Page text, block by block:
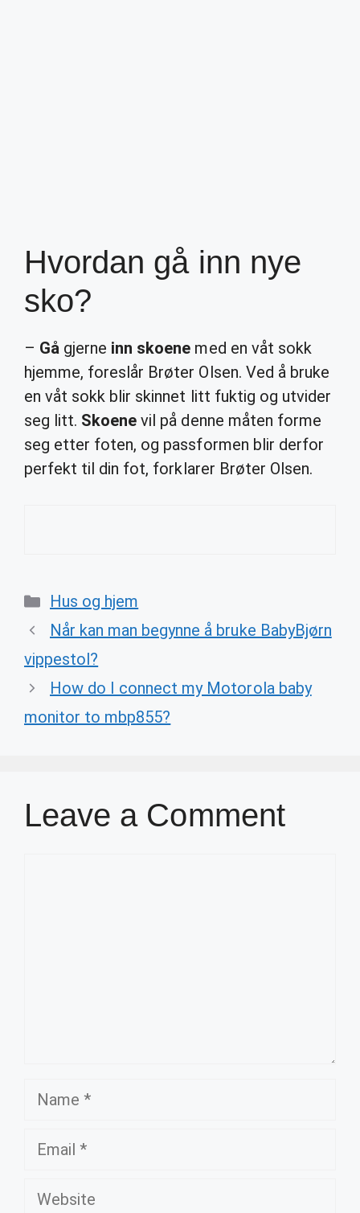
Hvordan gå inn nye
sko?
– Gå gjerne inn skoene med en våt sokk
hjemme, foreslår Brøter Olsen. Ved å bruke
en våt sokk blir skinnet litt fuktig og utvider
seg litt. Skoene vil på denne måten forme
seg etter foten, og passformen blir derfor
perfekt til din fot, forklarer Brøter Olsen.
Categories
Hus og hjem
Når kan man begynne å bruke BabyBjørn
vippestol?
How do I connect my Motorola baby
monitor to mbp855?
Leave a Comment
Name
Email
Website